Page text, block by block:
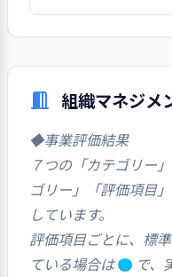
この項目では、
65.2％を占め、
8.7％、「いいえ
寄せられた意見
組織マネジメ
◆事業評価結果
７つの「カテゴリー
ゴリー」「評価項目
しています。
評価項目ごとに、標
ている場合は
で、